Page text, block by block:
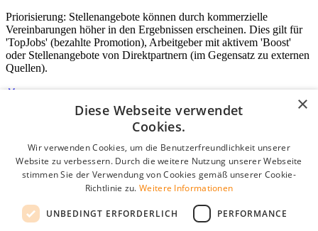
Priorisierung: Stellenangebote können durch kommerzielle
Vereinbarungen höher in den Ergebnissen erscheinen. Dies gilt für
'TopJobs' (bezahlte Promotion), Arbeitgeber mit aktivem 'Boost'
oder Stellenangebote von Direktpartnern (im Gegensatz zu externen
Quellen).
Login für Unternehmen
E-Mail*
Passwort
Angemeldet bleiben
Passwort vergessen?
×
Diese Webseite verwendet
Cookies.
Wir verwenden Cookies, um die Benutzerfreundlichkeit unserer
Website zu verbessern. Durch die weitere Nutzung unserer Webseite
stimmen Sie der Verwendung von Cookies gemäß unserer Cookie-
Richtlinie zu. Weitere Informationen
UNBEDINGT ERFORDERLICH PERFORMANCE